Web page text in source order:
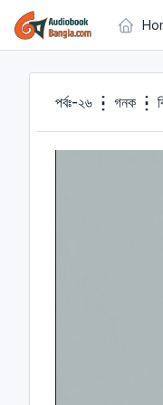
Cookies management panel
পর্বঃ-২৬ ┇ গনক ┇